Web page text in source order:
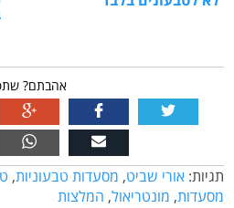
אהבתם?
תגיות: אורי שביט, מסעדות טבעוניות,
מסעדות, מונטריאול, המלצות